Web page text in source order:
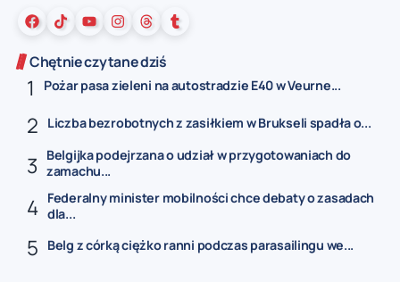
Chętnie czytane dziś
Pożar pasa zieleni na autostradzie E40 w Veurne...
Liczba bezrobotnych z zasiłkiem w Brukseli spadła o...
Belgijka podejrzana o udział w przygotowaniach do
zamachu...
Federalny minister mobilności chce debaty o zasadach
dla...
Belg z córką ciężko ranni podczas parasailingu we...